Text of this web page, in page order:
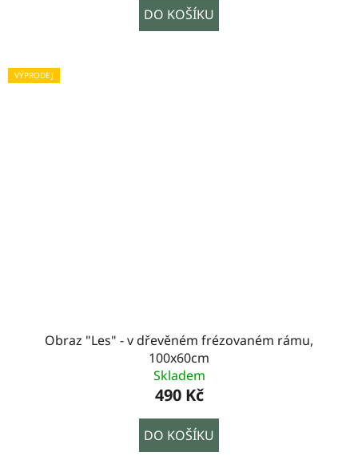
DO KOŠÍKU
VÝPRODEJ
Obraz "Les" - v dřevěném frézovaném rámu,
100x60cm
Skladem
490 Kč
DO KOŠÍKU